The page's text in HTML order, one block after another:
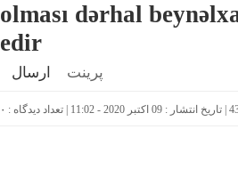
olması dərhal
edir
ارسال پرینت
۰